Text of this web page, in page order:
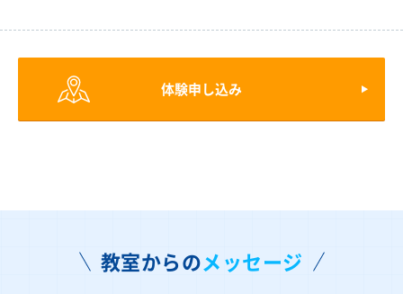
体験申し込み
教室からのメッセージ